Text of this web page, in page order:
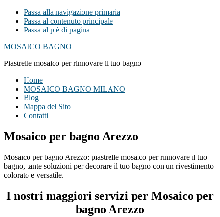
Passa alla navigazione primaria
Passa al contenuto principale
Passa al piè di pagina
MOSAICO BAGNO
Piastrelle mosaico per rinnovare il tuo bagno
Home
MOSAICO BAGNO MILANO
Blog
Mappa del Sito
Contatti
Mosaico per bagno Arezzo
Mosaico per bagno Arezzo: piastrelle mosaico per rinnovare il tuo
bagno, tante soluzioni per decorare il tuo bagno con un rivestimento
colorato e versatile.
I nostri maggiori servizi per Mosaico per
bagno Arezzo